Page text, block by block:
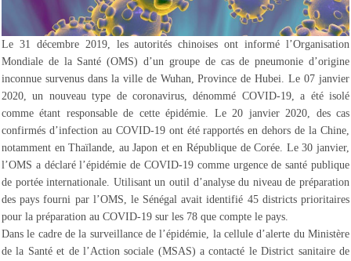
Le 31 décembre 2019, les autorités chinoises ont informé l’Organisation
Mondiale de la Santé (OMS) d’un groupe de cas de pneumonie d’origine
inconnue survenus dans la ville de Wuhan, Province de Hubei. Le 07 janvier
2020, un nouveau type de coronavirus, dénommé COVID-19, a été isolé
comme étant responsable de cette épidémie. Le 20 janvier 2020, des cas
confirmés d’infection au COVID-19 ont été rapportés en dehors de la Chine,
notamment en Thaïlande, au Japon et en République de Corée. Le 30 janvier,
l’OMS a déclaré l’épidémie de COVID-19 comme urgence de santé publique
de portée internationale. Utilisant un outil d’analyse du niveau de préparation
des pays fourni par l’OMS, le Sénégal avait identifié 45 districts prioritaires
pour la préparation au COVID-19 sur les 78 que compte le pays.
Dans le cadre de la surveillance de l’épidémie, la cellule d’alerte du Ministère
de la Santé et de l’Action sociale (MSAS) a contacté le District sanitaire de